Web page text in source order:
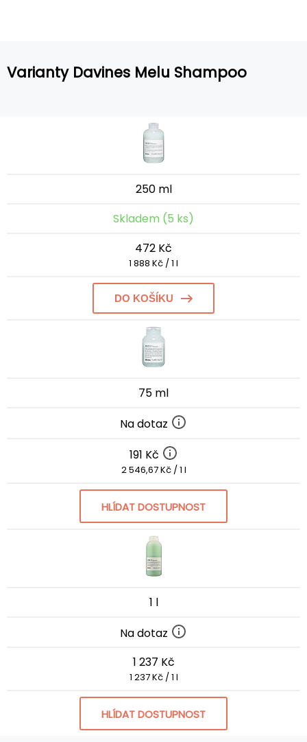
Varianty Davines Melu Shampoo
250 ml
Skladem (5 ks)
472 Kč
1 888 Kč / 1 l
DO KOŠÍKU
75 ml
Na dotaz
191 Kč
2 546,67 Kč / 1 l
HLÍDAT DOSTUPNOST
1 l
Na dotaz
1 237 Kč
1 237 Kč / 1 l
HLÍDAT DOSTUPNOST